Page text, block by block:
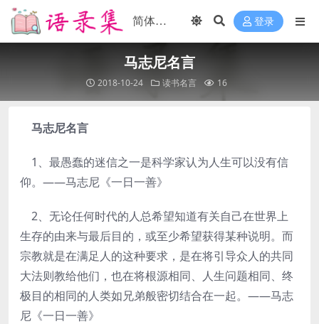
登录
马志尼名言
2018-10-24 读书名言 16
马志尼名言
1、最愚蠢的迷信之一是科学家认为人生可以没有信
仰。——马志尼《一日一善》
2、无论任何时代的人总希望知道有关自己在世界上
生存的由来与最后目的，或至少希望获得某种说明。而
宗教就是在满足人的这种要求，是在将引导众人的共同
大法则教给他们，也在将根源相同、人生问题相同、终
极目的相同的人类如兄弟般密切结合在一起。——马志
尼《一日一善》